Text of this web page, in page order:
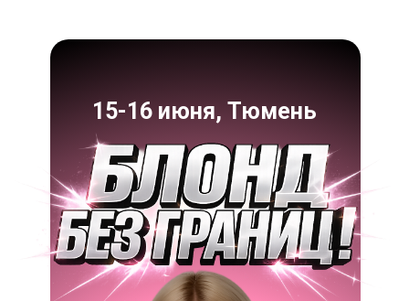
15-16 июня, Тюмень